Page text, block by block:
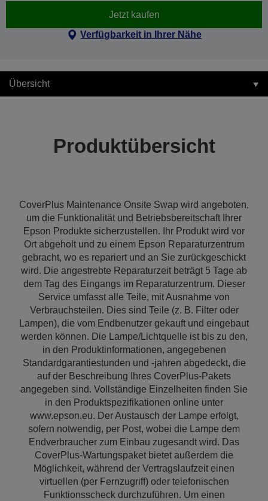
Jetzt kaufen
Verfügbarkeit in Ihrer Nähe
Übersicht
Produktübersicht
CoverPlus Maintenance Onsite Swap wird angeboten,
um die Funktionalität und Betriebsbereitschaft Ihrer
Epson Produkte sicherzustellen. Ihr Produkt wird vor
Ort abgeholt und zu einem Epson Reparaturzentrum
gebracht, wo es repariert und an Sie zurückgeschickt
wird. Die angestrebte Reparaturzeit beträgt 5 Tage ab
dem Tag des Eingangs im Reparaturzentrum. Dieser
Service umfasst alle Teile, mit Ausnahme von
Verbrauchsteilen. Dies sind Teile (z. B. Filter oder
Lampen), die vom Endbenutzer gekauft und eingebaut
werden können. Die Lampe/Lichtquelle ist bis zu den,
in den Produktinformationen, angegebenen
Standardgarantiestunden und -jahren abgedeckt, die
auf der Beschreibung Ihres CoverPlus-Pakets
angegeben sind. Vollständige Einzelheiten finden Sie
in den Produktspezifikationen online unter
www.epson.eu. Der Austausch der Lampe erfolgt,
sofern notwendig, per Post, wobei die Lampe dem
Endverbraucher zum Einbau zugesandt wird. Das
CoverPlus-Wartungspaket bietet außerdem die
Möglichkeit, während der Vertragslaufzeit einen
virtuellen (per Fernzugriff) oder telefonischen
Funktionsscheck durchzuführen. Um einen